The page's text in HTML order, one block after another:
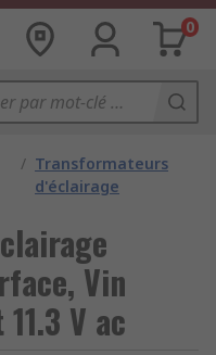
0
/ Transformateurs
d'éclairage
Vin
V ac